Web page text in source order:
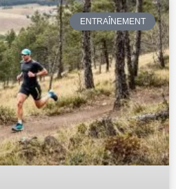
ENTRAÎNEMENT